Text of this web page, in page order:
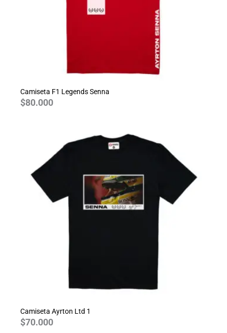
Camiseta F1 Legends Senna
$80.000
Camiseta Ayrton Ltd 1
$70.000